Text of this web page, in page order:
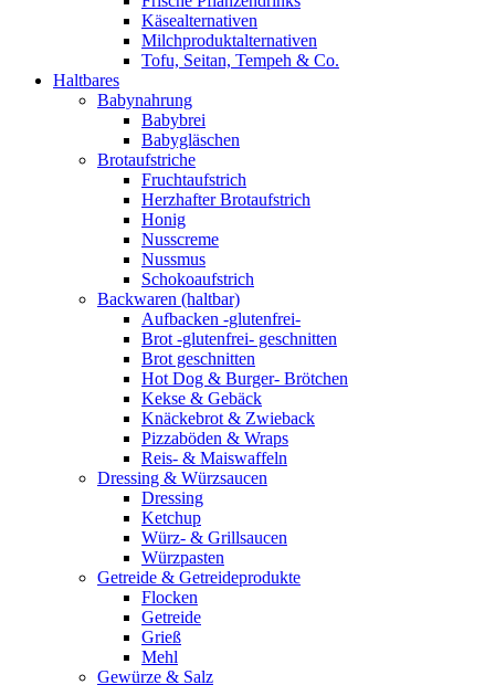
Käsealternativen
Milchproduktalternativen
Tofu, Seitan, Tempeh & Co.
Haltbares
Babynahrung
Babybrei
Babygläschen
Brotaufstriche
Fruchtaufstrich
Herzhafter Brotaufstrich
Honig
Nusscreme
Nussmus
Schokoaufstrich
Backwaren (haltbar)
Aufbacken -glutenfrei-
Brot -glutenfrei- geschnitten
Brot geschnitten
Hot Dog & Burger- Brötchen
Kekse & Gebäck
Knäckebrot & Zwieback
Pizzaböden & Wraps
Reis- & Maiswaffeln
Dressing & Würzsaucen
Dressing
Ketchup
Würz- & Grillsaucen
Würzpasten
Getreide & Getreideprodukte
Flocken
Getreide
Grieß
Mehl
Gewürze & Salz